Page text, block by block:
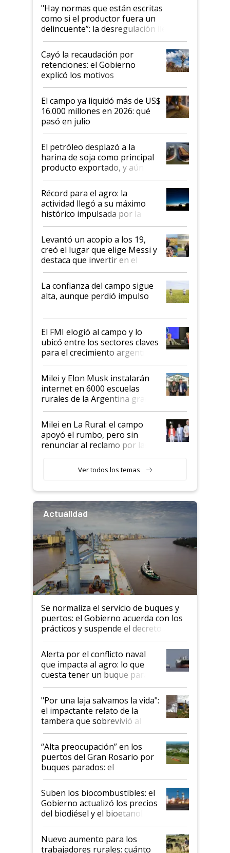
"Hay normas que están escritas
como si el productor fuera un
delincuente”: la desregulación llegó
al Congreso Aapresid y hasta se
habló del financiamiento al IPCVA
Cayó la recaudación por
retenciones: el Gobierno
explicó los motivos
El campo ya liquidó más de US$
16.000 millones en 2026: qué
pasó en julio
El petróleo desplazó a la
harina de soja como principal
producto exportado, y aún así
el agro aportó casi seis de cada
diez dólares y sostuvo el
liderazgo en un semestre
récord
Récord para el agro: la
actividad llegó a su máximo
histórico impulsada por la
cosecha y las exportaciones
Levantó un acopio a los 19,
creó el lugar que elige Messi y
destaca que invertir en el
kirchnerismo era como "darle
plata a un hijo para droga":
Juan Félix Rossetti, el libertario
que de una dura crisis salió
de Milei
La confianza del campo sigue
alta, aunque perdió impulso
El FMI elogió al campo y lo
ubicó entre los sectores claves
para el crecimiento argentino
Milei y Elon Musk instalarán
internet en 6000 escuelas
rurales de la Argentina gracias
a un acuerdo con Starlink
Milei en La Rural: el campo
apoyó el rumbo, pero sin
renunciar al reclamo por las
Ver todos los temas
Actualidad
Se normaliza el servicio de buques y
puertos: el Gobierno acuerda con los
prácticos y suspende el decreto de
desregulación
Alerta por el conflicto naval
que impacta al agro: lo que
cuesta tener un buque parado
y el peligro de que Argentina
pase a ser "país sucio"
"Por una laja salvamos la vida":
el impactante relato de la
tambera que sobrevivió al
tornado
“Alta preocupación” en los
puertos del Gran Rosario por
buques parados: el
funcionamiento de las
exportadoras en tensión tras
la medida de fuerza de los
prácticos
Suben los biocombustibles: el
Gobierno actualizó los precios
del biodiésel y el bioetanol
Nuevo aumento para los
trabajadores rurales: cuánto